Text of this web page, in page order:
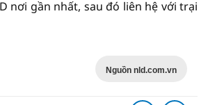
nơi gần nhất, sau đó liên hệ với trại
Nguồn nld.com.vn